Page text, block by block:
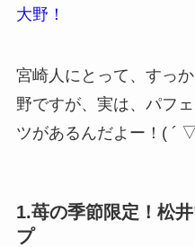
大野！
宮崎人にとって、すっ
野ですが、実は、パフ
ツがあるんだよー！( ´
1.苺の季節限定！松
プ